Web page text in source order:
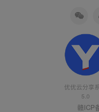
优优云分享
5.0
赣ICP